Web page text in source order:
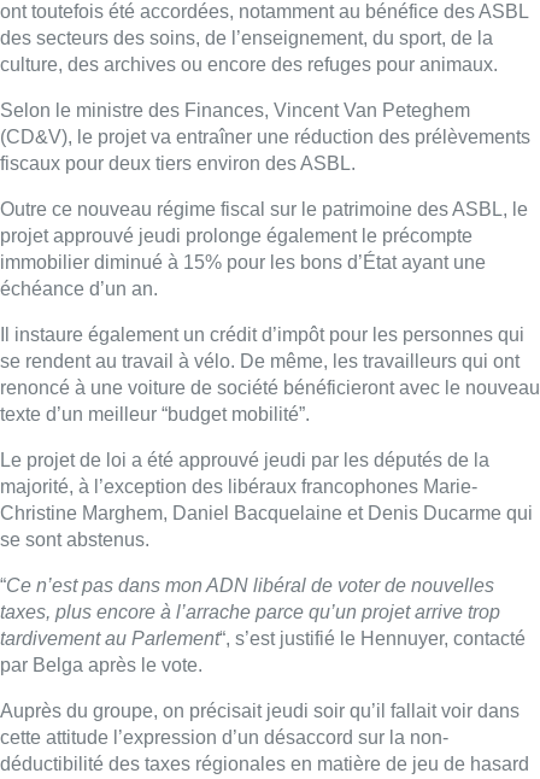
ont toutefois été accordées, notamment au bénéfice des ASBL
des secteurs des soins, de l’enseignement, du sport, de la
culture, des archives ou encore des refuges pour animaux.
Selon le ministre des Finances, Vincent Van Peteghem
(CD&V), le projet va entraîner une réduction des prélèvements
fiscaux pour deux tiers environ des ASBL.
Outre ce nouveau régime fiscal sur le patrimoine des ASBL, le
projet approuvé jeudi prolonge également le précompte
immobilier diminué à 15% pour les bons d’État ayant une
échéance d’un an.
Il instaure également un crédit d’impôt pour les personnes qui
se rendent au travail à vélo. De même, les travailleurs qui ont
renoncé à une voiture de société bénéficieront avec le nouveau
texte d’un meilleur “budget mobilité”.
Le projet de loi a été approuvé jeudi par les députés de la
majorité, à l’exception des libéraux francophones Marie-
Christine Marghem, Daniel Bacquelaine et Denis Ducarme qui
se sont abstenus.
“Ce n’est pas dans mon ADN libéral de voter de nouvelles
taxes, plus encore à l’arrache parce qu’un projet arrive trop
tardivement au Parlement“, s’est justifié le Hennuyer, contacté
par Belga après le vote.
Auprès du groupe, on précisait jeudi soir qu’il fallait voir dans
cette attitude l’expression d’un désaccord sur la non-
déductibilité des taxes régionales en matière de jeu de hasard